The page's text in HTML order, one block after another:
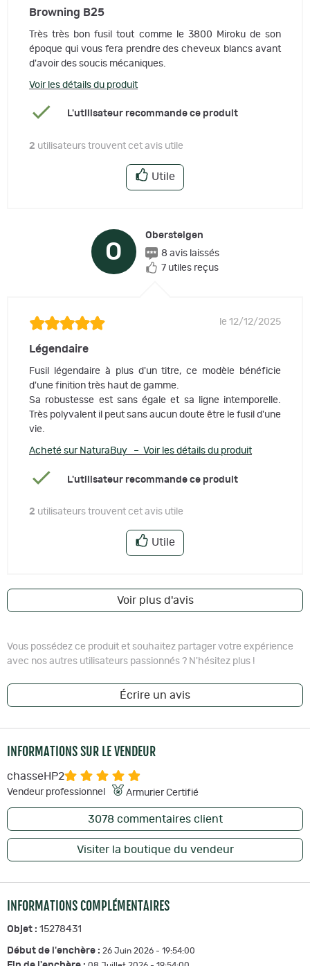
Browning B25
Très très bon fusil tout comme le 3800 Miroku de son
époque qui vous fera prendre des cheveux blancs avant
d'avoir des soucis mécaniques.
Voir les détails du produit
L'utilisateur recommande ce produit
2 utilisateurs trouvent cet avis utile
Utile
O
Obersteigen
8 avis laissés
7 utiles reçus
le 12/12/2025
Légendaire
Fusil légendaire à plus d'un titre, ce modèle bénéficie
d'une finition très haut de gamme.
Sa robustesse est sans égale et sa ligne intemporelle.
Très polyvalent il peut sans aucun doute être le fusil d'une
vie.
Acheté sur NaturaBuy – Voir les détails du produit
L'utilisateur recommande ce produit
2 utilisateurs trouvent cet avis utile
Utile
Voir plus d'avis
Vous possédez ce produit et souhaitez partager votre expérience
avec nos autres utilisateurs passionnés ? N'hésitez plus !
Écrire un avis
INFORMATIONS SUR LE VENDEUR
chasseHP2
Vendeur professionnel Armurier Certifié
3078commentaires client
Visiter la boutique du vendeur
INFORMATIONS COMPLÉMENTAIRES
Objet : 15278431
Début de l'enchère : 26 Juin 2026 - 19:54:00